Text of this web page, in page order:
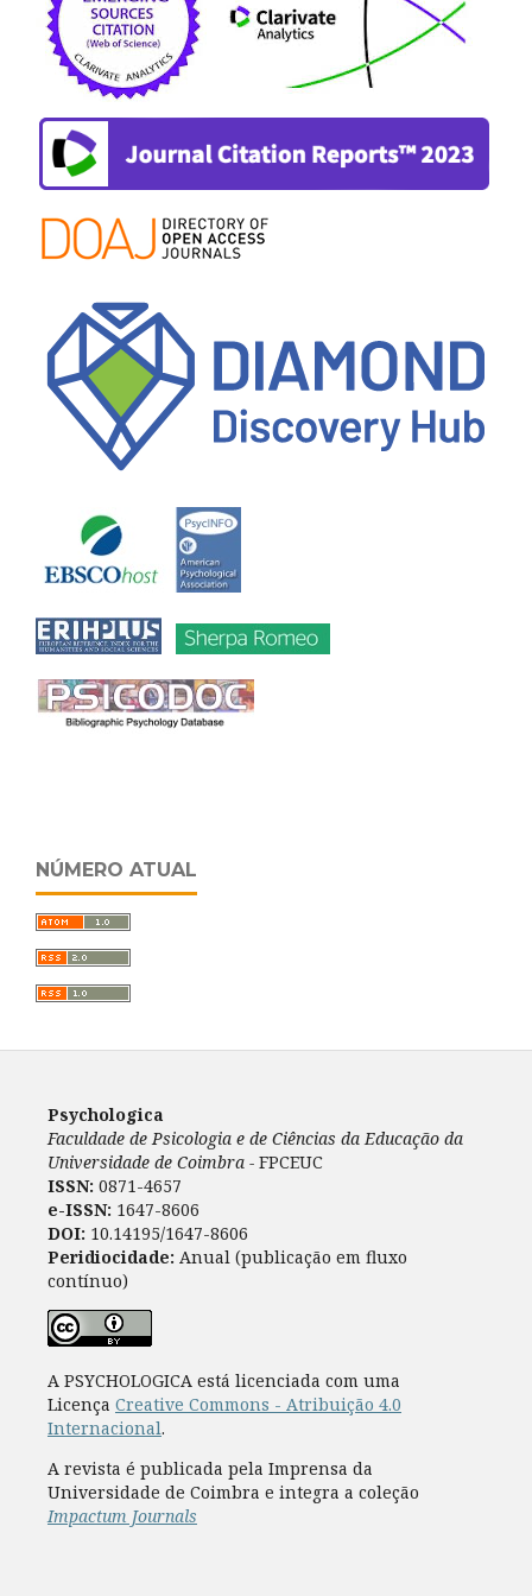
NÚMERO ATUAL
Psychologica
Faculdade de Psicologia e de Ciências da Educação da
Universidade de Coimbra - FPCEUC
ISSN: 0871-4657
e-ISSN: 1647-8606
DOI: 10.14195/1647-8606
Peridiocidade: Anual (publicação em fluxo
contínuo)
A PSYCHOLOGICA está licenciada com uma
Licença Creative Commons - Atribuição 4.0
Internacional.
A revista é publicada pela Imprensa da
Universidade de Coimbra e integra a coleção
Impactum Journals